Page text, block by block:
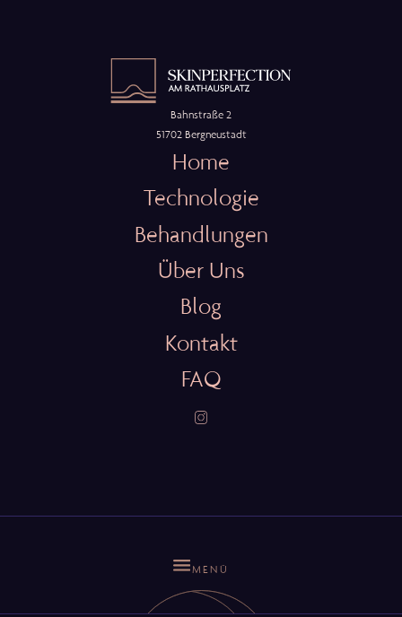
Bahnstraße 2
51702 Bergneustadt
Home
Technologie
Behandlungen
Über Uns
Blog
Kontakt
FAQ
MENÜ